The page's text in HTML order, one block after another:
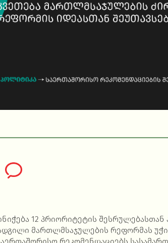
12 პრიორიტეტის შესრულებასთან
მართლმსაჯულების რეფორმას